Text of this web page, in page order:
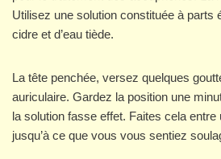
Utilisez une solution constituée à parts
cidre et d’eau tiède.
La tête penchée, versez quelques
auriculaire. Gardez la position une
la solution fasse effet. Faites cela entre
jusqu’à ce que vous vous sentiez